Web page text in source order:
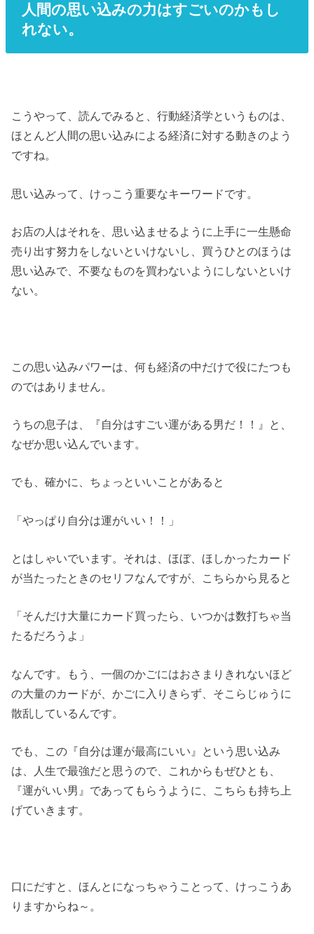
人間の思い込みの力はすごいのかもし
れない。
こうやって、読んでみると、行動経済学というものは、
ほとんど人間の思い込みによる経済に対する動きのよう
ですね。
思い込みって、けっこう重要なキーワードです。
お店の人はそれを、思い込ませるように上手に一生懸命
売り出す努力をしないといけないし、買うひとのほうは
思い込みで、不要なものを買わないようにしないといけ
ない。
この思い込みパワーは、何も経済の中だけで役にたつも
のではありません。
うちの息子は、『自分はすごい運がある男だ！！』と、
なぜか思い込んでいます。
でも、確かに、ちょっといいことがあると
「やっぱり自分は運がいい！！」
とはしゃいでいます。それは、ほぼ、ほしかったカード
が当たったときのセリフなんですが、こちらから見ると
「そんだけ大量にカード買ったら、いつかは数打ちゃ当
たるだろうよ」
なんです。もう、一個のかごにはおさまりきれないほど
の大量のカードが、かごに入りきらず、そこらじゅうに
散乱しているんです。
でも、この『自分は運が最高にいい』という思い込み
は、人生で最強だと思うので、これからもぜひとも、
『運がいい男』であってもらうように、こちらも持ち上
げていきます。
口にだすと、ほんとになっちゃうことって、けっこうあ
りますからね～。